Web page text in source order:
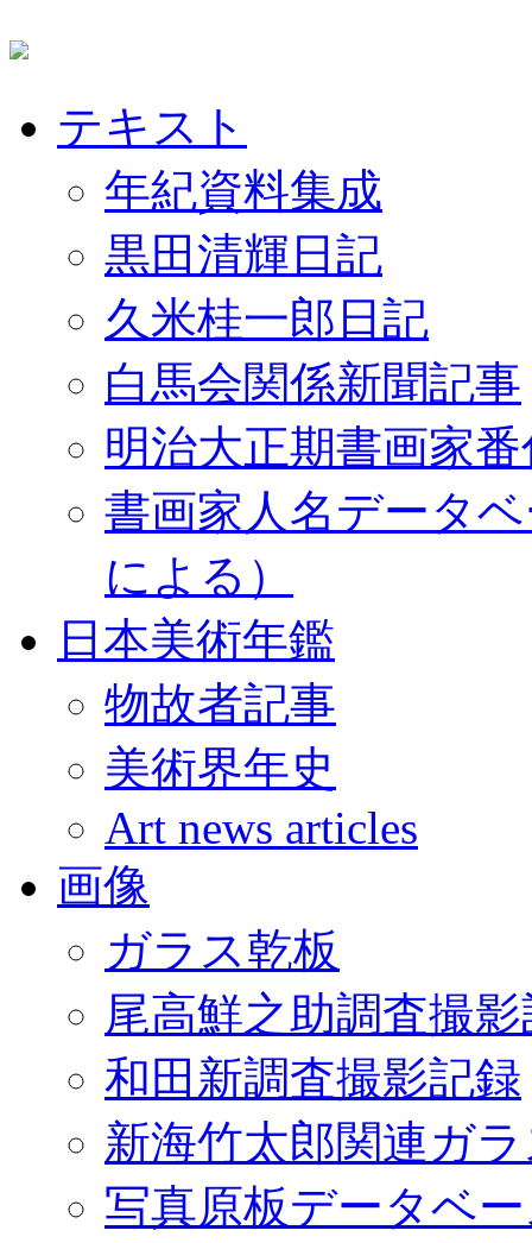
テキスト
年紀資料集成
黒田清輝日記
久米桂一郎日記
白馬会関係新聞記事
明治大正期書画家
書画家人名データ
による）
日本美術年鑑
物故者記事
美術界年史
Art news articles
画像
ガラス乾板
尾高鮮之助調査撮
和田新調査撮影記録
新海竹太郎関連ガ
写真原板データベ